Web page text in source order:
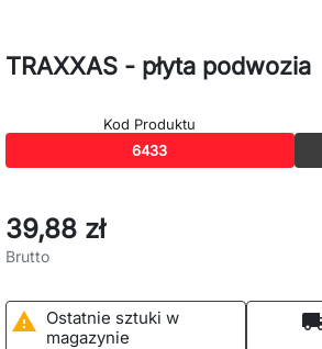
TRAXXAS - płyta podwozia
Kod Produktu
6433
39,88 zł
Brutto

Ostatnie sztuki w
magazynie